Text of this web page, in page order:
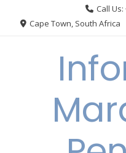
Call Us:
Cape Town, South Africa